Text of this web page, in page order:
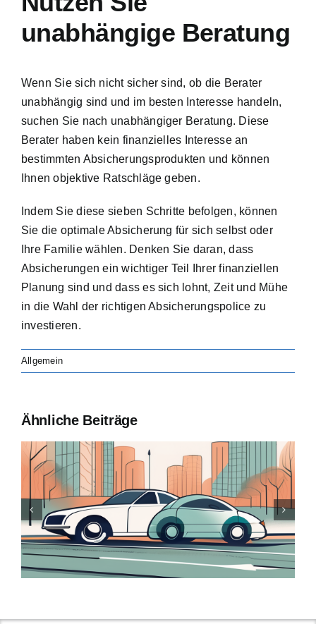
unabhängige Beratung
Wenn Sie sich nicht sicher sind, ob die Berater
unabhängig sind und im besten Interesse handeln,
suchen Sie nach unabhängiger Beratung. Diese
Berater haben kein finanzielles Interesse an
bestimmten Absicherungsprodukten und können
Ihnen objektive Ratschläge geben.
Indem Sie diese sieben Schritte befolgen, können
Sie die optimale Absicherung für sich selbst oder
Ihre Familie wählen. Denken Sie daran, dass
Absicherungen ein wichtiger Teil Ihrer finanziellen
Planung sind und dass es sich lohnt, Zeit und Mühe
in die Wahl der richtigen Absicherungspolice zu
investieren.
Allgemein
Ähnliche Beiträge